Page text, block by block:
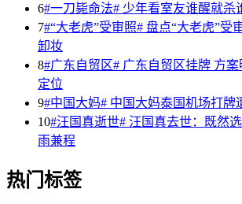
6#一刀毙命法# 少年看室友谁醒就杀
7#“大老虎”受审照# 盘点“大老虎”受
卸妆
8#广东自贸区# 广东自贸区挂牌 方
定位
9#中国大妈# 中国大妈泰国机场打牌
10#汪国真逝世# 汪国真去世：既然
雨兼程
热门标签